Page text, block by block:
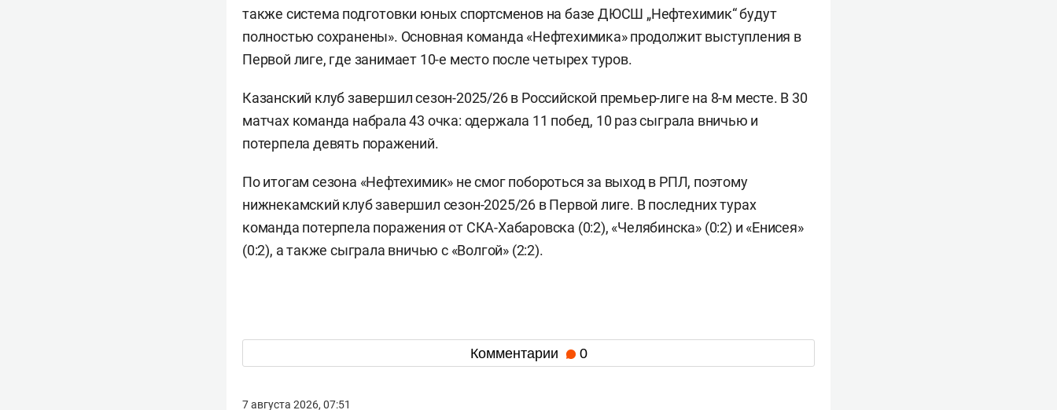
также система подготовки юных спортсменов на базе ДЮСШ „Нефтехимик“ будут
полностью сохранены». Основная команда «Нефтехимика» продолжит выступления в
Первой лиге, где занимает 10-е место после четырех туров.
Казанский клуб завершил сезон-2025/26 в Российской премьер-лиге на 8-м месте. В 30
матчах команда набрала 43 очка: одержала 11 побед, 10 раз сыграла вничью и
потерпела девять поражений.
По итогам сезона «Нефтехимик» не смог побороться за выход в РПЛ, поэтому
нижнекамский клуб завершил сезон-2025/26 в Первой лиге. В последних турах
команда потерпела поражения от СКА-Хабаровска (0:2), «Челябинска» (0:2) и «Енисея»
(0:2), а также сыграла вничью с «Волгой» (2:2).
Комментарии 0
7 августа 2026, 07:51